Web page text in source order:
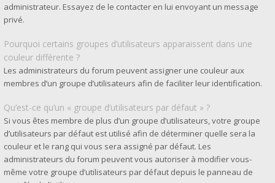
administrateur. Essayez de le contacter en lui envoyant un message
privé.
Pourquoi certains groupes d’utilisateurs apparaissent dans une
couleur différente ?
Les administrateurs du forum peuvent assigner une couleur aux
membres d’un groupe d’utilisateurs afin de faciliter leur identification.
Qu’est-ce qu’un « groupe d’utilisateurs par défaut » ?
Si vous êtes membre de plus d’un groupe d’utilisateurs, votre groupe
d’utilisateurs par défaut est utilisé afin de déterminer quelle sera la
couleur et le rang qui vous sera assigné par défaut. Les
administrateurs du forum peuvent vous autoriser à modifier vous-
même votre groupe d’utilisateurs par défaut depuis le panneau de